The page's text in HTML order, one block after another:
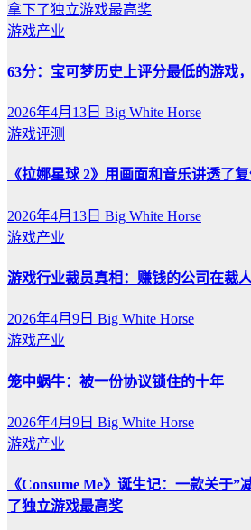
拿下了独立游戏最高奖
游戏产业
63分：宝可梦历史上评分最低的游戏
2026年4月13日 Big White Horse
游戏评测
《拉娜星球 2》用画面和音乐讲透了
2026年4月13日 Big White Horse
游戏产业
游戏行业裁员真相：赚钱的公司在裁
2026年4月9日 Big White Horse
游戏产业
笼中蜗牛：被一份协议锁住的十年
2026年4月9日 Big White Horse
游戏产业
《Consume Me》诞生记：一款关于”
了独立游戏最高奖